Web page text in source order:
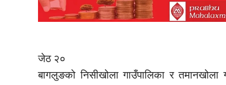
जेठ २०
बागलुङकोनिसीखोलागाउँपालिका रतमानखोला